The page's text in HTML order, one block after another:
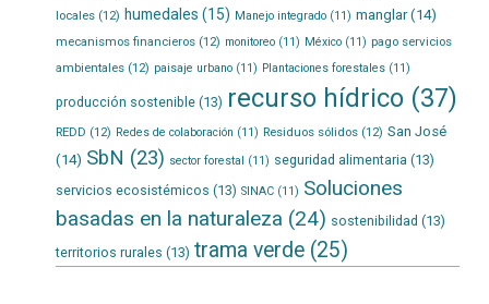
locales(12) humedales (15) Manejo integrado(11) manglar(14)
mecanismos financieros(12) monitoreo(11) México(11) pago servicios
ambientales(12) paisaje urbano(11) Plantaciones forestales(11)
producción sostenible(13) recurso hídrico(37)
REDD (12) Redes de colaboración (11) Residuos sólidos(12) San José
(14) SbN (23) sector forestal (11) seguridad alimentaria (13)
servicios ecosistémicos (13) SINAC(11) Soluciones
basadas en la naturaleza (24) sostenibilidad (13)
territorios rurales (13) trama verde(25)